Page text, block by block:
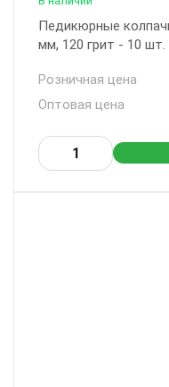
Педикюрные
мм, 120 грит - 10 шт.
Розничная цена
Оптовая цена